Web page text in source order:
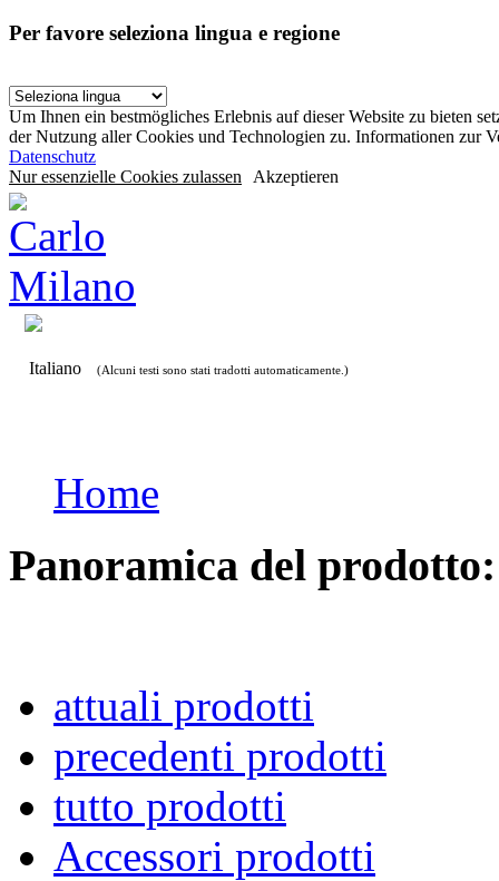
Per favore seleziona lingua e regione
Um Ihnen ein bestmögliches Erlebnis auf dieser Website zu bieten
der Nutzung aller Cookies und Technologien zu. Informationen zur
Datenschutz
Nur essenzielle Cookies zulassen Akzeptieren
Italiano (Alcuni testi sono stati tradotti automaticamente.)
Home
Panoramica del prodotto:
attuali prodotti
precedenti prodotti
tutto prodotti
Accessori prodotti